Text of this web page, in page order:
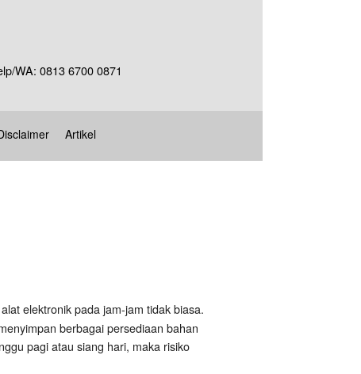
WA: 0813 6700 0871
Artikel
elektronik pada jam-jam tidak biasa.
berbagai persediaan bahan
pagi atau siang hari, maka risiko